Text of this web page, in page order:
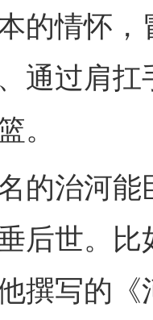
的情怀
通过肩
。
治河能
后世。
撰写的